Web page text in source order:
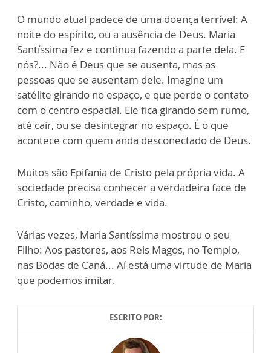
O mundo atual padece de uma doença terrível: A
noite do espírito, ou a ausência de Deus. Maria
Santíssima fez e continua fazendo a parte dela. E
nós?... Não é Deus que se ausenta, mas as
pessoas que se ausentam dele. Imagine um
satélite girando no espaço, e que perde o contato
com o centro espacial. Ele fica girando sem rumo,
até cair, ou se desintegrar no espaço. É o que
acontece com quem anda desconectado de Deus.
Muitos são Epifania de Cristo pela própria vida. A
sociedade precisa conhecer a verdadeira face de
Cristo, caminho, verdade e vida.
Várias vezes, Maria Santíssima mostrou o seu
Filho: Aos pastores, aos Reis Magos, no Templo,
nas Bodas de Caná... Aí está uma virtude de Maria
que podemos imitar.
ESCRITO POR: